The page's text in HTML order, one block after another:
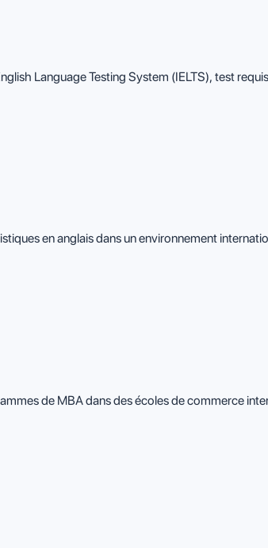
Language Testing System (IELTS), test
en anglais dans un environnement
de MBA dans des écoles de commerce